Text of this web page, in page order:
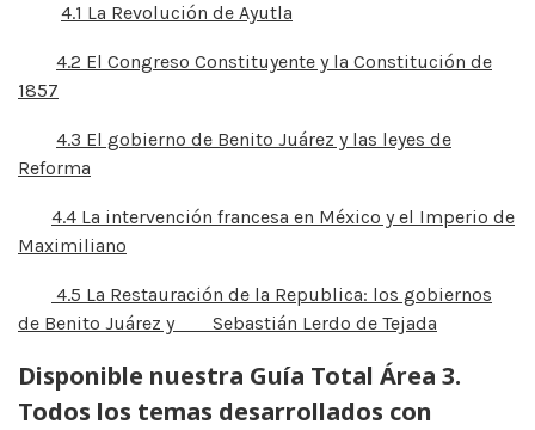
4.1 La Revolución de Ayutla
4.2 El Congreso Constituyente y la Constitución de
1857
4.3 El gobierno de Benito Juárez y las leyes de
Reforma
4.4 La intervención francesa en México y el Imperio de
Maximiliano
4.5 La Restauración de la Republica: los gobiernos
de Benito Juárez y Sebastián Lerdo de Tejada
Disponible nuestra Guía Total Área 3.
Todos los temas desarrollados con